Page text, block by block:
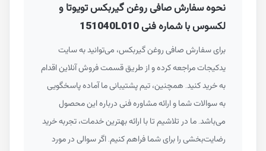
نحوه سفارش صافی روغن گیربکس تویوتا و
لکسوس با شماره فنی 151040L010
برای سفارش صافی روغن گیربکس، می‌توانید به سایت
یدکیجات مراجعه کرده و از طریق قسمت فروش آنلاین اقدام
به خرید کنید. همچنین، تیم پشتیبانی ما آماده پاسخگویی
به سوالات شما و ارائه مشاوره فنی درباره این محصول
می‌باشد. ما در تلاشیم تا با ارائه بهترین خدمات، تجربه خرید
رضایت‌بخشی را برای شما فراهم کنیم. اگر سوالی در مورد